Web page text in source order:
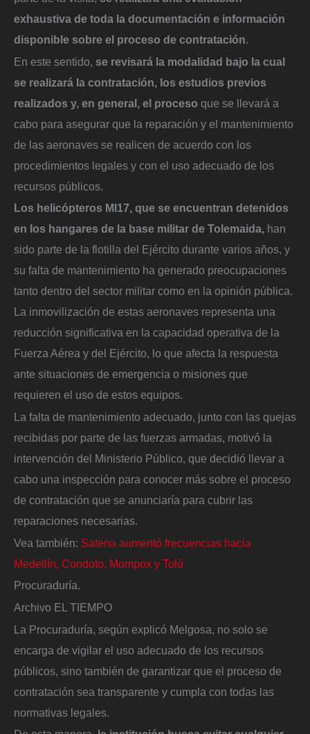
exhaustiva de toda la documentación e información
disponible sobre el proceso de contratación.
En este sentido, se revisará la modalidad bajo la cual
se realizará la contratación, los estudios previos
realizados y, en general, el proceso que se llevará a
cabo para asegurar que la reparación y el mantenimiento
de las aeronaves se realicen de acuerdo con los
procedimientos legales y con el uso adecuado de los
recursos públicos.
Los helicópteros MI17, que se encuentran detenidos
en los hangares de la base militar de Tolemaida, han
sido parte de la flotilla del Ejército durante varios años, y
su falta de mantenimiento ha generado preocupaciones
tanto dentro del sector militar como en la opinión pública.
La inmovilización de estas aeronaves representa una
reducción significativa en la capacidad operativa de la
Fuerza Aérea y del Ejército, lo que afecta la respuesta
ante situaciones de emergencia o misiones que
requieren el uso de estos equipos.
La falta de mantenimiento adecuado, junto con las quejas
recibidas por parte de las fuerzas armadas, motivó la
intervención del Ministerio Público, que decidió llevar a
cabo una inspección para conocer más sobre el proceso
de contratación que se anunciaría para cubrir las
reparaciones necesarias.
Vea también: Satena aumentó frecuencias hacia
Medellín, Condoto, Mompox y Tolú
Procuraduría.
Archivo EL TIEMPO
La Procuraduría, según explicó Melgosa, no solo se
encarga de vigilar el uso adecuado de los recursos
públicos, sino también de garantizar que el proceso de
contratación sea transparente y cumpla con todas las
normativas legales.